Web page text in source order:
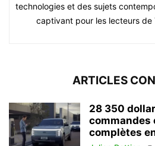
technologies et des sujets
captivant pour les lecteurs de
ARTICLES
28 350
complètes